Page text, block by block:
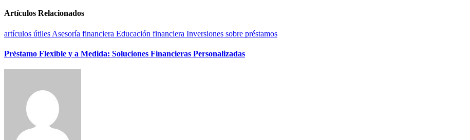
entradas
Artículos Relacionados
artículos útiles Asesoría financiera Educación financiera Inversiones sobre préstamos
Préstamo Flexible y a Medida: Soluciones Financieras Personalizadas